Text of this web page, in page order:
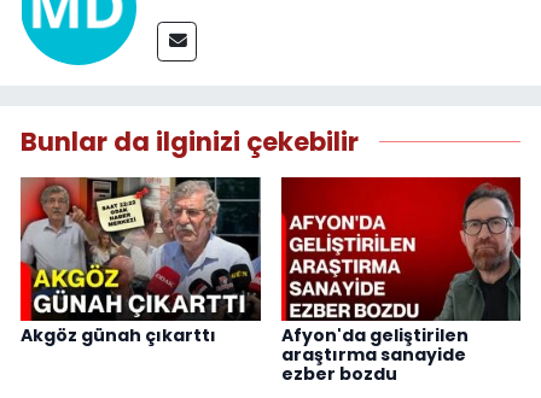
Bunlar da ilginizi çekebilir
Akgöz günah çıkarttı
Afyon'da geliştirilen
araştırma sanayide
ezber bozdu